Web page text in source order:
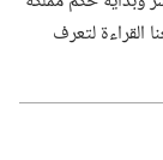
القراءة لتعرف